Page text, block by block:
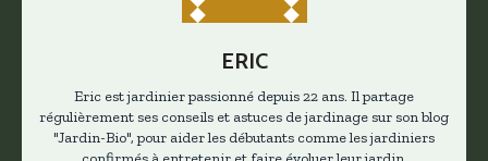
ERIC
Eric est jardinier passionné depuis 22 ans. Il partage
régulièrement ses conseils et astuces de jardinage sur son blog
"Jardin-Bio", pour aider les débutants comme les jardiniers